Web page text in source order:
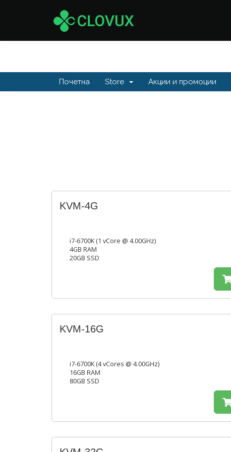
Почетна Store Акции и промоции
KVM-4G
i7-6700K (1 vCore @ 4.00GHz)
4GB RAM
20GB SSD
KVM-16G
i7-6700K (4 vCores @ 4.00GHz)
16GB RAM
80GB SSD